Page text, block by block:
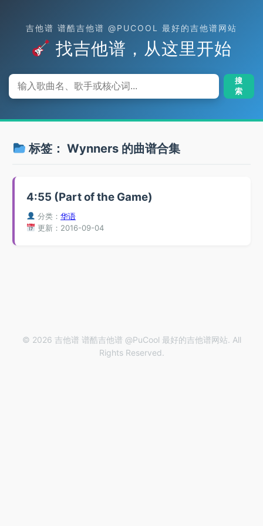
吉他谱 谱酷吉他谱 @PUCOOL 最好的吉他谱网站
找吉他谱，从这里开始
搜
索
标签： Wynners的曲谱合集
4:55 (Part of the Game)
分类：华语
更新：2016-09-04
© 2026 吉他谱 谱酷吉他谱 @PuCool 最好的吉他谱网站. All
Rights Reserved.